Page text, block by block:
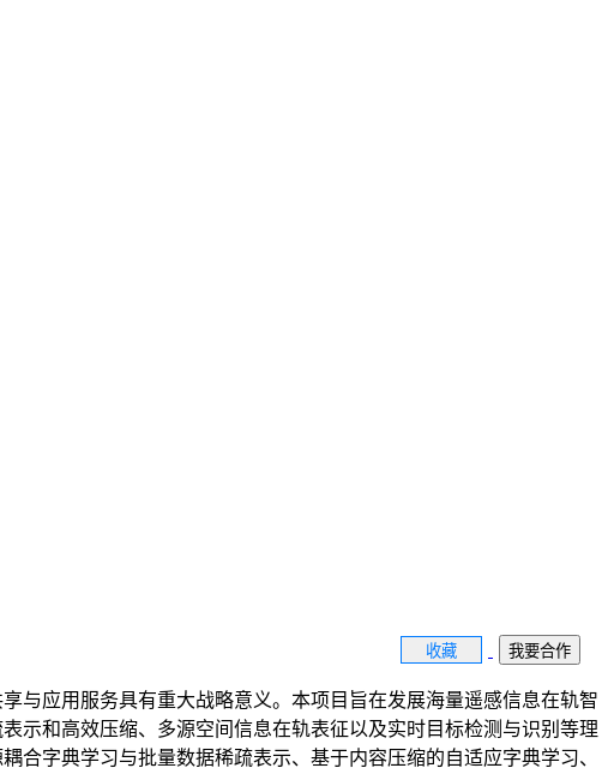
收藏 我要合作
与应用服务具有重大战略意义。本项目旨在发展海量遥感信息在轨智
示和高效压缩、多源空间信息在轨表征以及实时目标检测与识别等理
字典学习与批量数据稀疏表示、基于内容压缩的自适应字典学习、